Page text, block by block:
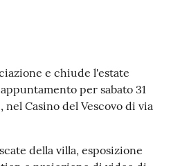
e chiude l'estate
per sabato 31
nel Casino del Vescovo di via
della villa, esposizione